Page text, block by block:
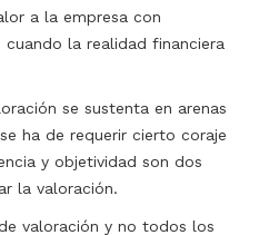
a la empresa con
la realidad financiera
se sustenta en arenas
ha de requerir cierto coraje
y objetividad son dos
la valoración.
valoración y no todos los